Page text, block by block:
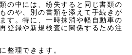
の中には、紛失すると同じ書類の
のや、別の書類を添えて手続きが
す。特に、一時抹消や軽自動車の
登録や新規検査に関係するため注
整理できます。